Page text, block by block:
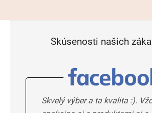
Skúsenosti našich
Skvelý výber a ta kvalita :).